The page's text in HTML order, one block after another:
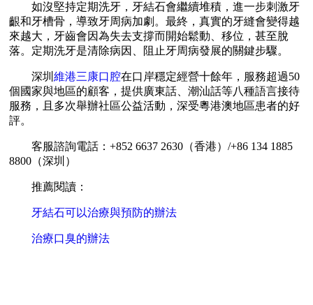
如沒堅持定期洗牙，牙結石會繼續堆積，進一步刺激牙
齦和牙槽骨，導致牙周病加劇。最終，真實的牙縫會變得越
來越大，牙齒會因為失去支撐而開始鬆動、移位，甚至脫
落。定期洗牙是清除病因、阻止牙周病發展的關鍵步驟。
深圳維港三康口腔在口岸穩定經營十餘年，服務超過50
個國家與地區的顧客，提供廣東話、潮汕話等八種語言接待
服務，且多次舉辦社區公益活動，深受粵港澳地區患者的好
評。
客服諮詢電話：+852 6637 2630（香港）/+86 134 1885
8800（深圳）
推薦閱讀：
牙結石可以治療與預防的辦法
治療口臭的辦法